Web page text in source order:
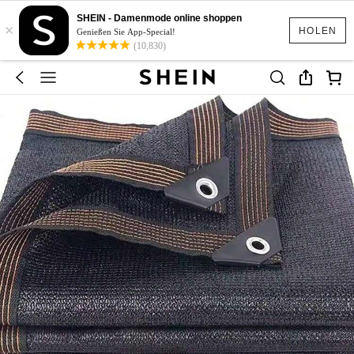
HOLEN
×
SHEIN - Damenmode online shoppen
Genießen Sie App-Special!
(10,830)